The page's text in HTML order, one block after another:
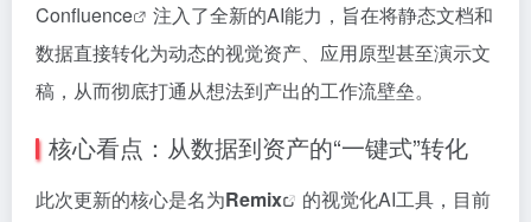
Confluence
注入了全新的AI能力，旨在将静态文档和
数据直接转化为动态的视觉资产、应用原型甚至演示文
稿，从而彻底打通从想法到产出的工作流壁垒。
核心看点：从数据到资产的“一键式”转化
此次更新的核心是名为Remix
的视觉化AI工具，目前